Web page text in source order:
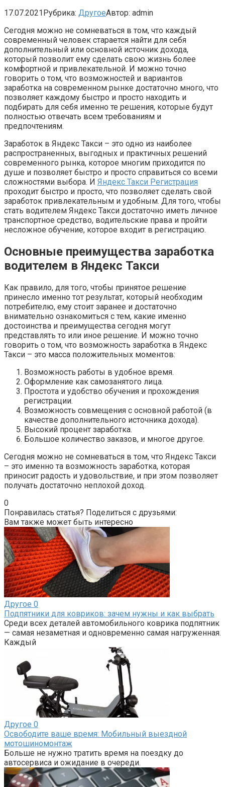
17.07.2021Рубрика: ДругоеАвтор: admin
Сегодня можно не сомневаться в том, что каждый
современный человек старается найти для себя
дополнительный или основной источник дохода,
который позволит ему сделать свою жизнь более
комфортной и привлекательной. И можно точно
говорить о том, что возможностей и вариантов
заработка на современном рынке достаточно много, что
позволяет каждому быстро и просто находить и
подбирать для себя именно те решения, которые будут
полностью отвечать всем требованиям и
предпочтениям.
Заработок в Яндекс Такси – это одно из наиболее
распространенных, выгодных и практичных решений
современного рынка, которое многим приходится по
душе и позволяет быстро и просто справиться со всеми
сложностями выбора. И Яндекс Такси Регистрация
проходит быстро и просто, что позволяет сделать свой
заработок привлекательным и удобным. Для того, чтобы
стать водителем Яндекс Такси достаточно иметь личное
транспортное средство, водительские права и пройти
несложное обучение, которое входит в регистрацию.
Основные преимущества заработка
водителем в Яндекс Такси
Как правило, для того, чтобы принятое решение
принесло именно тот результат, который необходим
потребителю, ему стоит заранее и достаточно
внимательно ознакомиться с тем, какие именно
достоинства и преимущества сегодня могут
представлять то или иное решение. И можно точно
говорить о том, что возможность заработка в Яндекс
Такси – это масса положительных моментов:
Возможность работы в удобное время.
Оформление как самозанятого лица.
Простота и удобство обучения и прохождения
регистрации.
Возможность совмещения с основной работой (в
качестве дополнительного источника дохода).
Высокий процент заработка.
Большое количество заказов, и многое другое.
Сегодня можно не сомневаться в том, что Яндекс Такси
– это именно та возможность заработка, которая
приносит радость и удовольствие, и при этом позволяет
получать достаточно неплохой доход.
0
Понравилась статья? Поделиться с друзьями:
Вам также может быть интересно
Другое 0
Подпятники для ковриков: зачем нужны и как выбрать
Среди всех деталей автомобильного коврика подпятник
— самая незаметная и одновременно самая нагруженная.
Каждый
Другое 0
Освободите ваше время: Мобильный выездной
мотошиномонтаж
Больше не нужно тратить время на поездку до
автосервиса и ожидание в очереди.